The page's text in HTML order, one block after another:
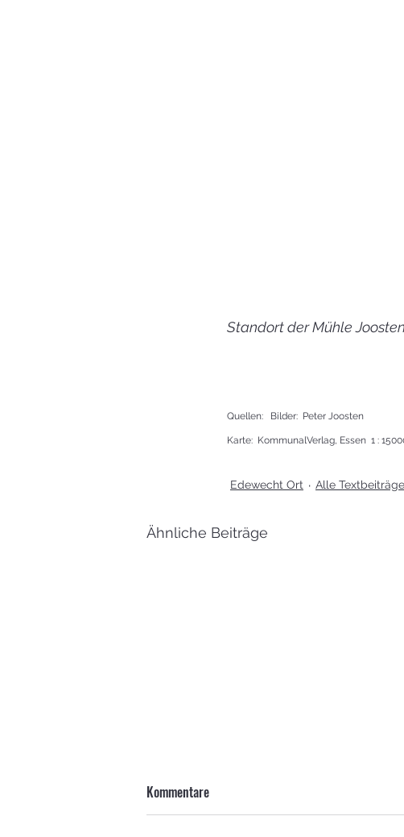
Standort der Mühle Joosten
Quellen:   Bilder:  Peter Joosten
Karte:  KommunalVerlag, Essen  1 :
Edewecht Ort Alle Textbeiträge
Ähnliche Beiträge
Kommentare